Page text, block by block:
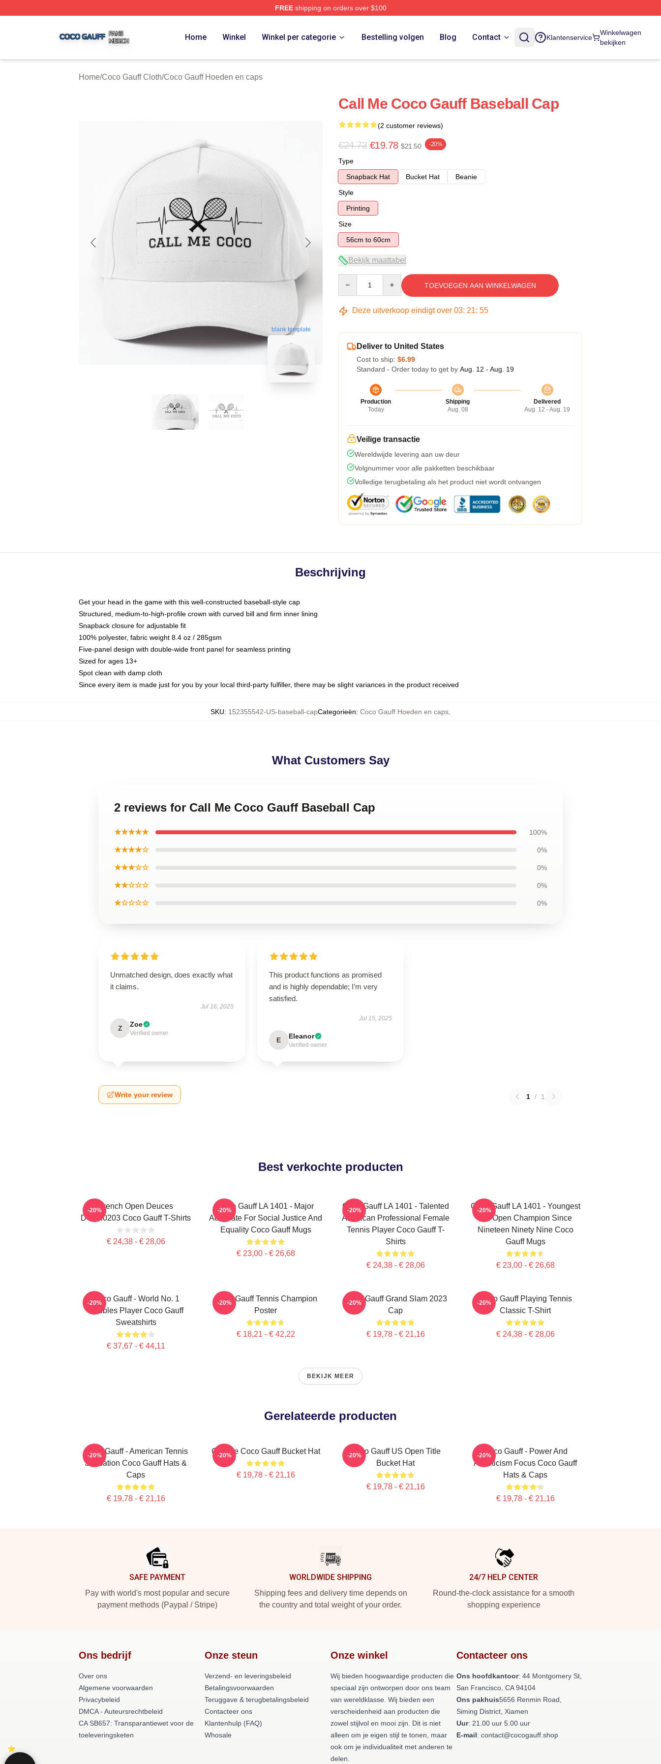
FREEshipping on orders over $100
Home Winkel Winkel per categorie Bestelling volgen Blog Contact Klantenservice
Winkelwagen
bekijken
Home/Coco Gauff Cloth/Coco Gauff Hoeden en caps
blank template
Call Me Coco Gauff Baseball Cap
(2 customer reviews)
€24.73 €19.78 $21.50 -20%
Type
Snapback Hat
Bucket Hat
Beanie
Style
Printing
Size
56cm to 60cm
Bekijk maattabel
TOEVOEGEN AAN WINKELWAGEN
Deze uitverkoop eindigt over 03: 21: 54
Deliver to United States
Cost to ship: $6.99
Standard - Order today to get by Aug. 12 - Aug. 19
Production
Today
Shipping
Aug. 08
Delivered
Aug. 12 - Aug. 19
Veilige transactie
Wereldwijde levering aan uw deur
Volgnummer voor alle pakketten beschikbaar
Volledige terugbetaling als het product niet wordt ontvangen
Beschrijving
Get your head in the game with this well-constructed baseball-style cap
Structured, medium-to-high-profile crown with curved bill and firm inner lining
Snapback closure for adjustable fit
100% polyester, fabric weight 8.4 oz / 285gsm
Five-panel design with double-wide front panel for seamless printing
Sized for ages 13+
Spot clean with damp cloth
Since every item is made just for you by your local third-party fulfiller, there may be slight variances in the product received
SKU: 152355542-US-baseball-capCategorieën: Coco Gauff Hoeden en caps
What Customers Say
2 reviews for Call Me Coco Gauff Baseball Cap
★★★★★ 100%
★★★★☆ 0%
★★★☆☆ 0%
★★☆☆☆ 0%
★☆☆☆☆ 0%
Unmatched design, does exactly what
it claims.
Jul 16, 2025
Z Zoe
Verified owner
This product functions as promised
and is highly dependable; I’m very
satisfied.
Jul 15, 2025
E Eleanor
Verified owner
Write your review 1 / 1
Best verkochte producten
French Open Deuces
DTNK0203 Coco Gauff T-Shirts
€ 24,38 - € 28,06
-20%
Coco Gauff LA 1401 - Major
Advocate For Social Justice And
Equality Coco Gauff Mugs
€ 23,00 - € 26,68
-20%
Coco Gauff LA 1401 - Talented
American Professional Female
Tennis Player Coco Gauff T-
Shirts
€ 24,38 - € 28,06
-20%
Coco Gauff LA 1401 - Youngest
US Open Champion Since
Nineteen Ninety Nine Coco
Gauff Mugs
€ 23,00 - € 26,68
-20%
Coco Gauff - World No. 1
Doubles Player Coco Gauff
Sweatshirts
€ 37,67 - € 44,11
-20%
Coco Gauff Tennis Champion
Poster
€ 18,21 - € 42,22
-20%
Coco Gauff Grand Slam 2023
Cap
€ 19,78 - € 21,16
-20%
Coco Gauff Playing Tennis
Classic T-Shirt
€ 24,38 - € 28,06
-20%
BEKIJK MEER
Gerelateerde producten
Coco Gauff - American Tennis
Sensation Coco Gauff Hats &
Caps
€ 19,78 - € 21,16
-20% Call Me Coco Gauff Bucket Hat
€ 19,78 - € 21,16
-20%
Coco Gauff US Open Title
Bucket Hat
€ 19,78 - € 21,16
-20%
Coco Gauff - Power And
Athleticism Focus Coco Gauff
Hats & Caps
€ 19,78 - € 21,16
-20%
SAFE PAYMENT
Pay with world's most popular and secure
payment methods (Paypal / Stripe)
WORLDWIDE SHIPPING
Shipping fees and delivery time depends on
the country and total weight of your order.
24/7 HELP CENTER
Round-the-clock assistance for a smooth
shopping experience
Ons bedrijf
Over ons
Algemene voorwaarden
Privacybeleid
DMCA - Auteursrechtbeleid
CA SB657: Transparantiewet voor de
toeleveringsketen
Onze steun
Verzend- en leveringsbeleid
Betalingsvoorwaarden
Teruggave & terugbetalingsbeleid
Contacteer ons
Klantenhulp (FAQ)
Whosale
Onze winkel
Wij bieden hoogwaardige producten die
speciaal zijn ontworpen door ons team
van wereldklasse. Wij bieden een
verscheidenheid aan producten die
zowel stijlvol en mooi zijn. Dit is niet
alleen om je eigen stijl te tonen, maar
ook om je individualiteit met anderen te
delen.
Contacteer ons
Ons hoofdkantoor: 44 Montgomery St,
San Francisco, CA 94104
Ons pakhuis5656 Renmin Road,
Siming District, Xiamen
Uur: 21.00 uur 5.00 uur
E-mail: contact@cocogauff.shop